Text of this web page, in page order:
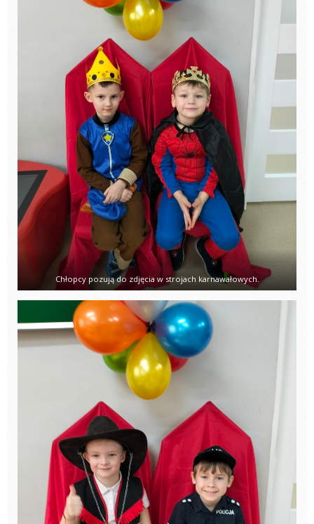
Chłopcy pozują do zdjęcia w strojach karnawałowych.